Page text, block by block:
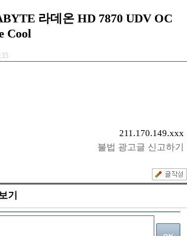
라데온 HD 7870 UDV OC
Cool
211.170.149.xxx
불법 광고글 신고하기
기